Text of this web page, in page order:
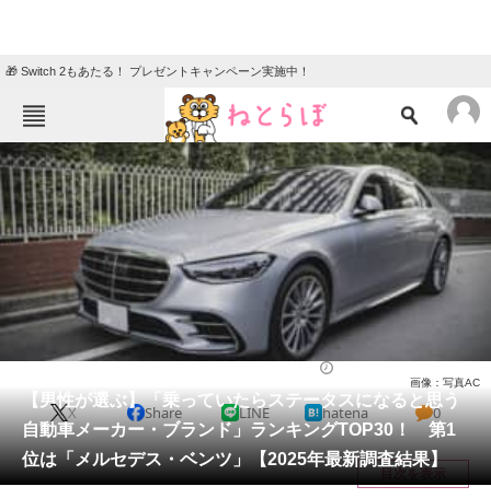
🎁 Switch 2もあたる！ プレゼントキャンペーン実施中！
ねとらぼメニュー
TOP ニュース
エンタメ クイズ
地域
住まい 教育・育児
リサーチ
会員記事
メディア
注目記事を集めた総合ページ
【男性が選ぶ】「乗っていたらステータスになると思う
自動車メーカー・ブランド」ランキングTOP30！ 第1
位は「メルセデス・ベンツ」【2025年最新調査結果】
画像：写真AC
X Share LINE hatena 0
目次を表示